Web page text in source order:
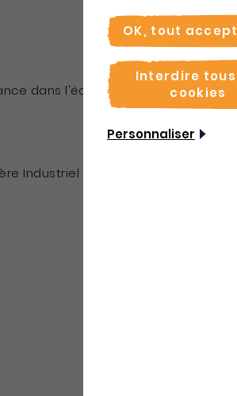
dans l'économie numérique, nous
Industriel et Commercial, dont le
OK, tout
Interdire tous
cookies
Personnaliser